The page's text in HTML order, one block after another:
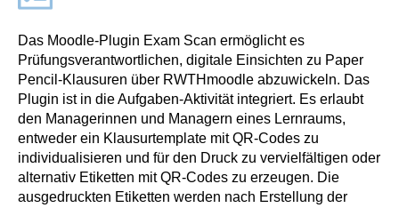
Das Moodle-Plugin Exam Scan ermöglicht es
Prüfungsverantwortlichen, digitale Einsichten zu Paper
Pencil-Klausuren über RWTHmoodle abzuwickeln. Das
Plugin ist in die Aufgaben-Aktivität integriert. Es erlaubt
den Managerinnen und Managern eines Lernraums,
entweder ein Klausurtemplate mit QR-Codes zu
individualisieren und für den Druck zu vervielfältigen oder
alternativ Etiketten mit QR-Codes zu erzeugen. Die
ausgedruckten Etiketten werden nach Erstellung der